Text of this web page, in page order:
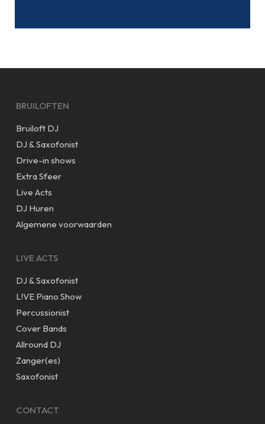
BRUILOFTEN
Bruiloft DJ
DJ & Saxofonist
Drive-in shows
Extra Sfeer
Live Acts
DJ Huren
Algemene voorwaarden
LIVE ACTS
DJ & Saxofonist
L!VE Piano Show
Percussionist
Cover Bands
Allround DJ
Zanger(es)
Saxofonist
CONTACT